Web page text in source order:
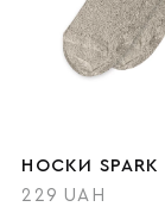
НОСКИ SPARK
229 UAH